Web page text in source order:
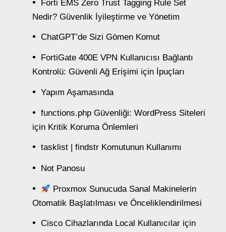
Forti EMS Zero Trust Tagging Rule Set
Nedir? Güvenlik İyileştirme ve Yönetim
ChatGPT’de Sizi Gömen Komut
FortiGate 400E VPN Kullanıcısı Bağlantı
Kontrolü: Güvenli Ağ Erişimi için İpuçları
Yapım Aşamasında
functions.php Güvenliği: WordPress Siteleri
için Kritik Koruma Önlemleri
tasklist | findstr Komutunun Kullanımı
Not Panosu
Proxmox Sunucuda Sanal Makinelerin
Otomatik Başlatılması ve Önceliklendirilmesi
Cisco Cihazlarında Local Kullanıcılar için